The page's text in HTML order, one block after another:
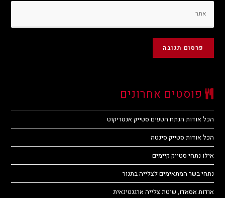
פוסטים אחרונים
הכל אודות הנתח הטעים סטייק אנטריקוט
הכל אודות סטייק סינטה
אילו נתחי סטייק קיימים
נתחי בשר המתאימים לצלייה בתנור
אודות אסאדו, שיטת צלייה ארגנטינאית